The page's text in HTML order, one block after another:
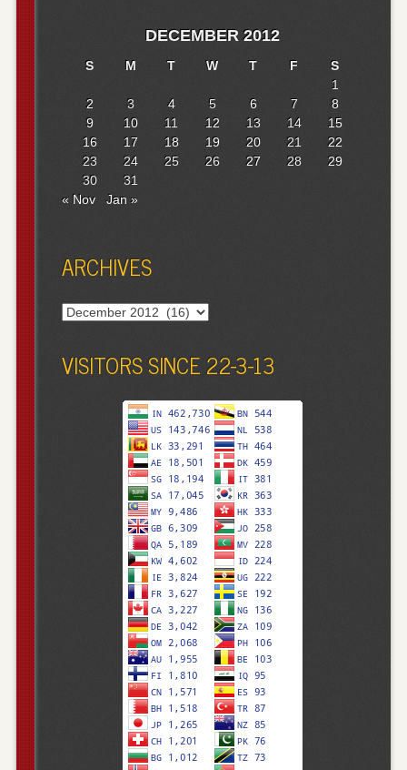
DECEMBER 2012
S M T W T F
S
1
2
3 4 5 6 7
8
9
10 11 12 13 14
15
16
17 18 19 20 21
22
23
24 25 26 27 28
29
30
31
« Nov
Jan »
ARCHIVES
Archives
VISITORS SINCE 22-3-13